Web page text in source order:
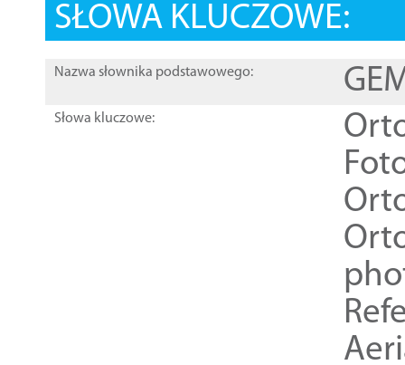
SŁOWA KLUCZOWE:
Nazwa słownika podstawowego:
Słowa kluczowe: